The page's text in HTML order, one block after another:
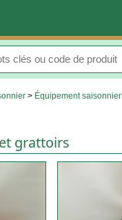
> Équipement saisonnier
grattoirs